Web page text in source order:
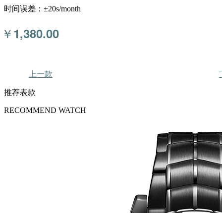
时间误差：±20s/month
￥1,380.00
上一款
推荐表款
RECOMMEND WATCH